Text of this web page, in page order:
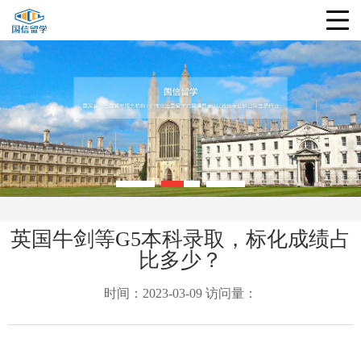
英国牛剑等G5本科录取，标化成绩占
比多少？
时间：2023-03-09 访问量：